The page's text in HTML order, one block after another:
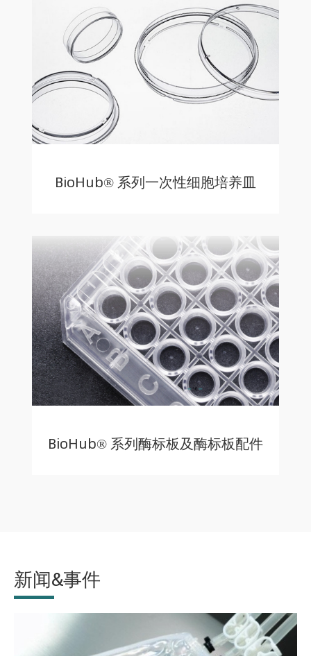
BioHub® 系列一次性细胞培养皿
BioHub® 系列酶标板及酶标板配件
新闻&事件